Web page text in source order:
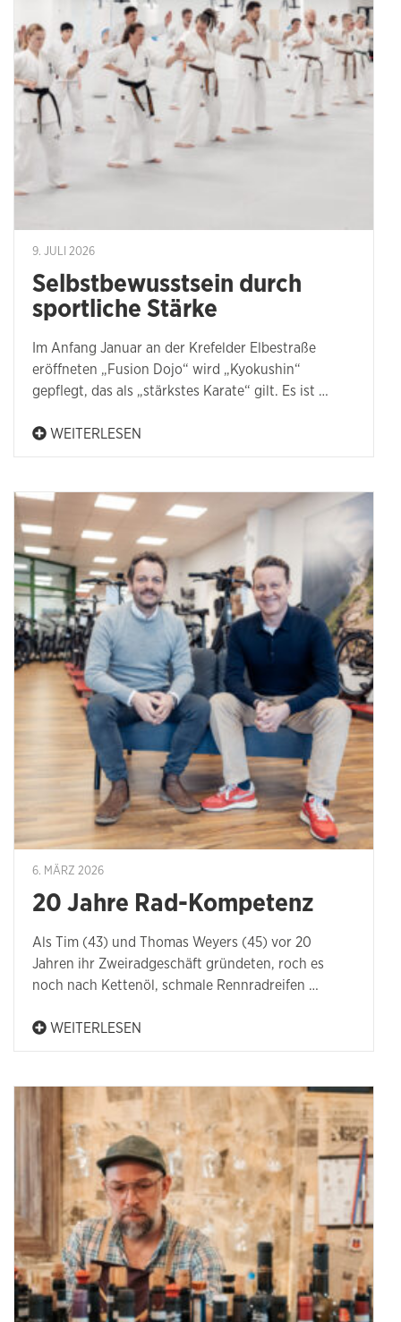
9. JULI 2026
Selbstbewusstsein durch
sportliche Stärke
Im Anfang Januar an der Krefelder Elbestraße
eröffneten „Fusion Dojo“ wird „Kyokushin“
gepflegt, das als „stärkstes Karate“ gilt. Es ist …
WEITERLESEN
6. MÄRZ 2026
20 Jahre Rad-Kompetenz
Als Tim (43) und Thomas Weyers (45) vor 20
Jahren ihr Zweiradgeschäft gründeten, roch es
noch nach Kettenöl, schmale Rennradreifen …
WEITERLESEN